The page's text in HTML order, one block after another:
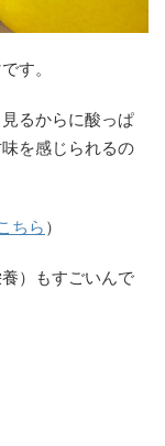
す。
るからに酸っぱ
を感じられるの
ちら ）
）もすごいんで